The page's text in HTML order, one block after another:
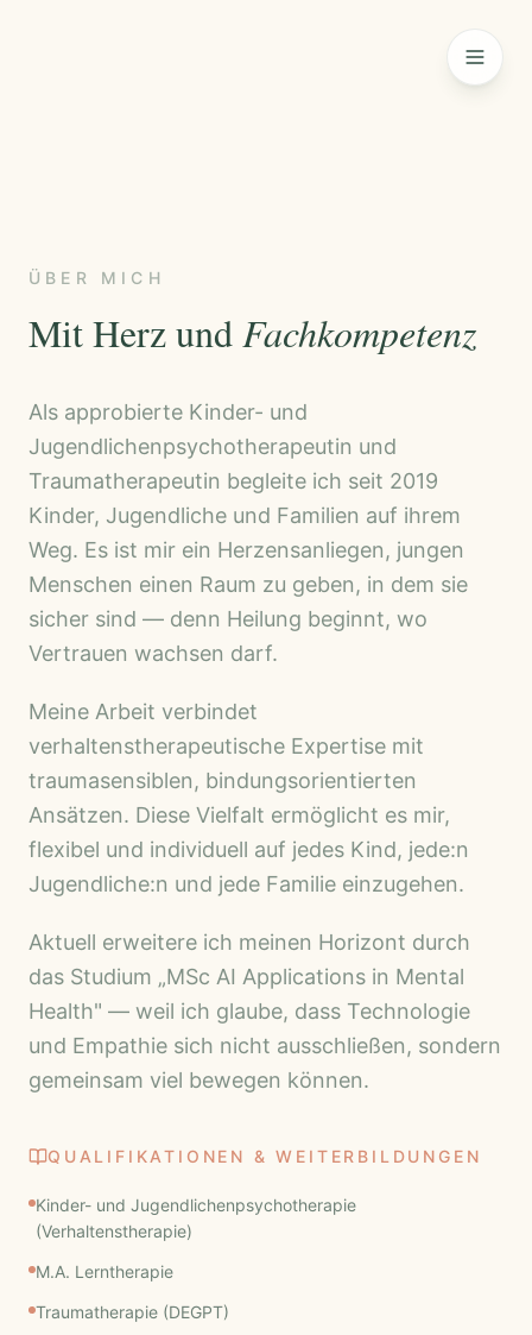
ÜBER MICH
Mit Herz undFachkompetenz
Als approbierte Kinder- und
Jugendlichenpsychotherapeutin und
Traumatherapeutin begleite ich seit 2019
Kinder, Jugendliche und Familien auf ihrem
Weg. Es ist mir ein Herzensanliegen, jungen
Menschen einen Raum zu geben, in dem sie
sicher sind — denn Heilung beginnt, wo
Vertrauen wachsen darf.
Meine Arbeit verbindet
verhaltenstherapeutische Expertise mit
traumasensiblen, bindungsorientierten
Ansätzen. Diese Vielfalt ermöglicht es mir,
flexibel und individuell auf jedes Kind, jede:n
Jugendliche:n und jede Familie einzugehen.
Aktuell erweitere ich meinen Horizont durch
das Studium „MSc AI Applications in Mental
Health" — weil ich glaube, dass Technologie
und Empathie sich nicht ausschließen, sondern
gemeinsam viel bewegen können.
QUALIFIKATIONEN & WEITERBILDUNGEN
Kinder- und Jugendlichenpsychotherapie
(Verhaltenstherapie)
M.A. Lerntherapie
Traumatherapie (DEGPT)